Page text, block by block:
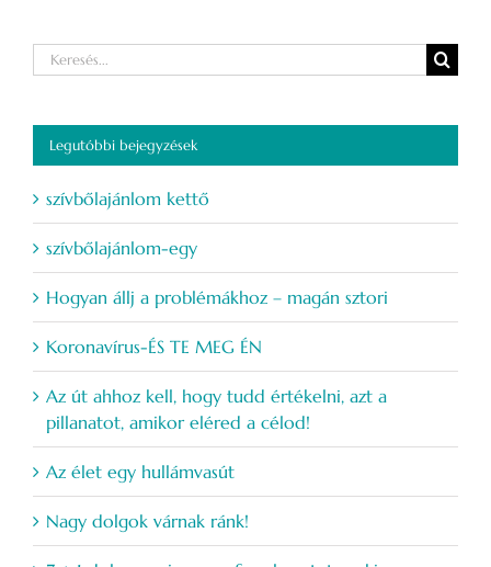
Keresés...
Legutóbbi bejegyzések
szívbőlajánlom kettő
szívbőlajánlom-egy
Hogyan állj a problémákhoz – magán sztori
Koronavírus-ÉS TE MEG ÉN
Az út ahhoz kell, hogy tudd értékelni, azt a
pillanatot, amikor eléred a célod!
Az élet egy hullámvasút
Nagy dolgok várnak ránk!